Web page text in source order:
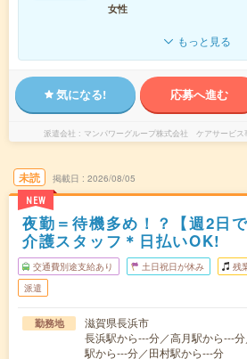
女性
もっと見る
気になる! 応募へ進む
派遣会社 マンパワーグループ株式会社 ケアサービス
未読
NEW
掲載日 2026/08/05
夜勤＝待機多め！？【週2日
介護スタッフ＊日払いOK!
交通費別途支給あり 土日祝日が休み 残
派遣
勤務地
滋賀県長浜市
長浜駅から---分／高月駅から---
駅から---分／田村駅から---分